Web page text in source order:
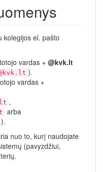
kolegijos el. pašto
vardas + @kvk.lt
).
vardas +
,
arba
).
nuo to, kurį naudojate
(pavyzdžiui,